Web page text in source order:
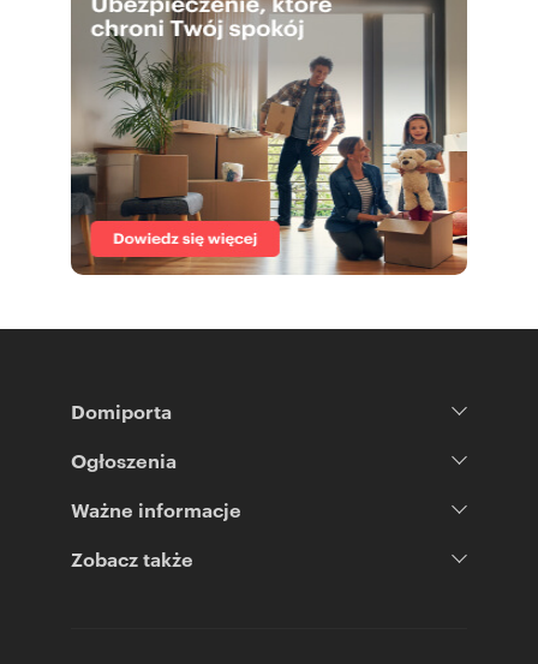
Domiporta
Ogłoszenia
Ważne informacje
Zobacz także